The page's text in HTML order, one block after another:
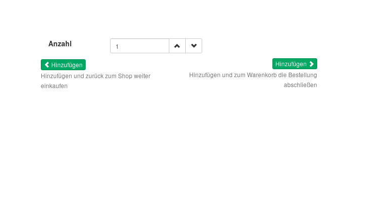
Anzahl
Hinzufügen
Hinzufügen und zurück zum Shop weiter
einkaufen
Hinzufügen
Hinzufügen und zum Warenkorb die Bestellung
abschließen